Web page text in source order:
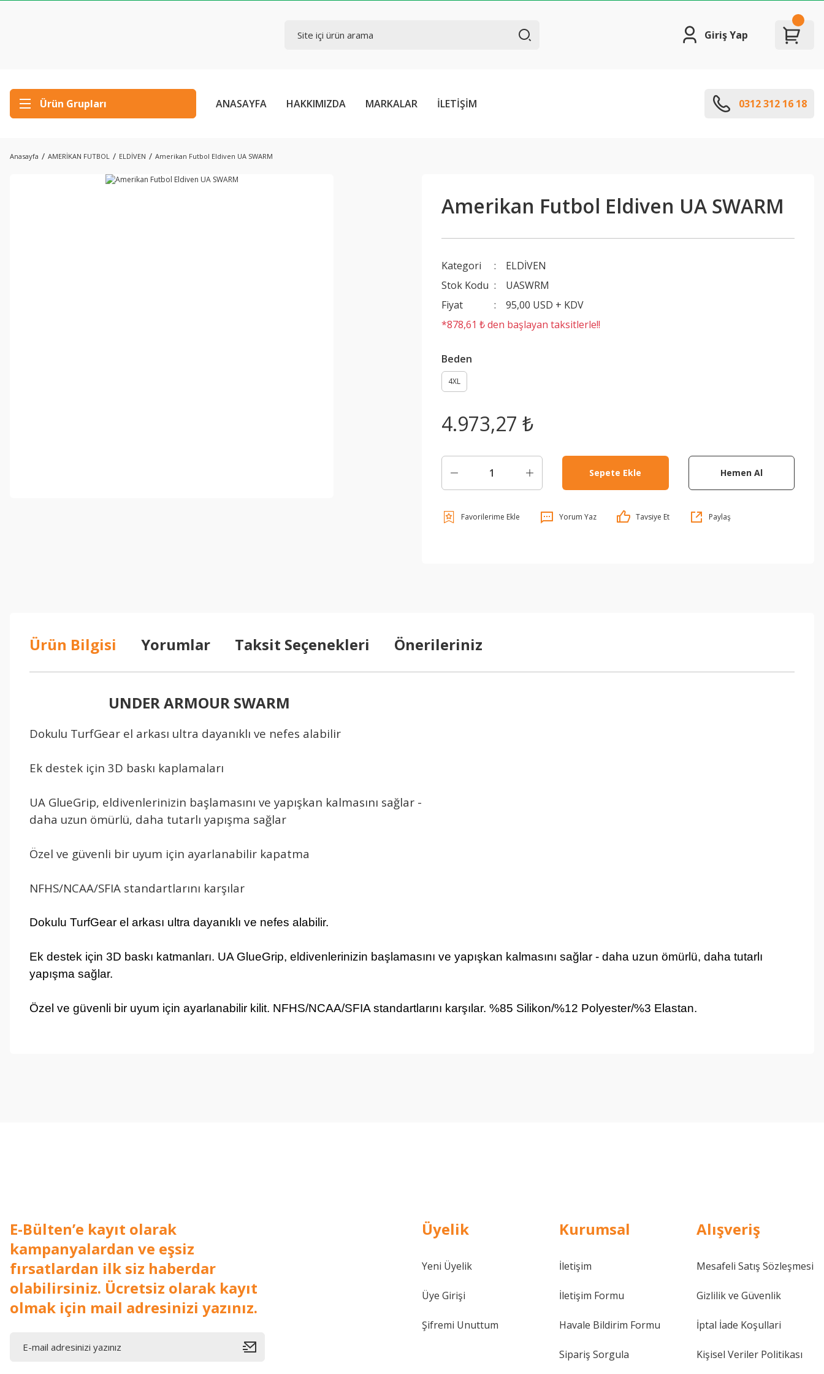
Giriş Yap
Ürün Grupları ANASAYFA HAKKIMIZDA MARKALAR İLETİŞİM 0312 312 16 18
Anasayfa AMERİKAN FUTBOL ELDİVEN Amerikan Futbol Eldiven UA SWARM
Amerikan Futbol Eldiven UA SWARM
Kategori
ELDİVEN
Stok Kodu
UASWRM
Fiyat
95,00 USD + KDV
*878,61 ₺ den başlayan taksitlerle!!
Beden
4XL
4.973,27 ₺
Sepete Ekle Hemen Al
Yorum Yaz Tavsiye Et Paylaş
Ürün Bilgisi Yorumlar Taksit Seçenekleri Önerileriniz
UNDER ARMOUR SWARM
Dokulu TurfGear el arkası ultra dayanıklı ve nefes alabilir
Ek destek için 3D baskı kaplamaları
UA GlueGrip, eldivenlerinizin başlamasını ve yapışkan kalmasını sağlar -
daha uzun ömürlü, daha tutarlı yapışma sağlar
Özel ve güvenli bir uyum için ayarlanabilir kapatma
NFHS/NCAA/SFIA standartlarını karşılar
Dokulu TurfGear el arkası ultra dayanıklı ve nefes alabilir.
Ek destek için 3D baskı katmanları. UA GlueGrip, eldivenlerinizin başlamasını ve yapışkan kalmasını sağlar - daha uzun ömürlü, daha tutarlı
yapışma sağlar.
Özel ve güvenli bir uyum için ayarlanabilir kilit. NFHS/NCAA/SFIA standartlarını karşılar. %85 Silikon/%12 Polyester/%3 Elastan.
Gönder
E-Bülten’e kayıt olarak
kampanyalardan ve eşsiz
fırsatlardan ilk siz haberdar
olabilirsiniz. Ücretsiz olarak kayıt
olmak için mail adresinizi yazınız.
Üyelik
Yeni Üyelik
Üye Girişi
Şifremi Unuttum
Kurumsal
İletişim
İletişim Formu
Havale Bildirim Formu
Sipariş Sorgula
Alışveriş
Mesafeli Satış Sözleşmesi
Gizlilik ve Güvenlik
İptal İade Koşullari
Kişisel Veriler Politikası